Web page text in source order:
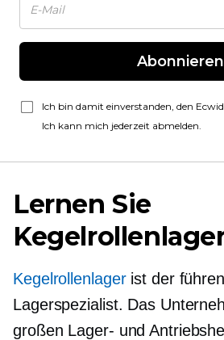
Abonnieren
Ich bin damit einverstanden, den
Ich kann mich jederzeit abmelden.
Lernen Sie
Kegelrollenlagerist der
Lagerspezialist. Das
großen Lager- und